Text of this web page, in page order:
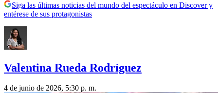
Siga las últimas noticias del mundo del espectáculo en Discover y
entérese de sus protagonistas
Valentina Rueda Rodríguez
4 de junio de 2026, 5:30 p. m.